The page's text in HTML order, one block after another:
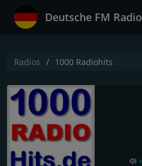
Deutsche FM Radio
Radios 1000 Radiohits